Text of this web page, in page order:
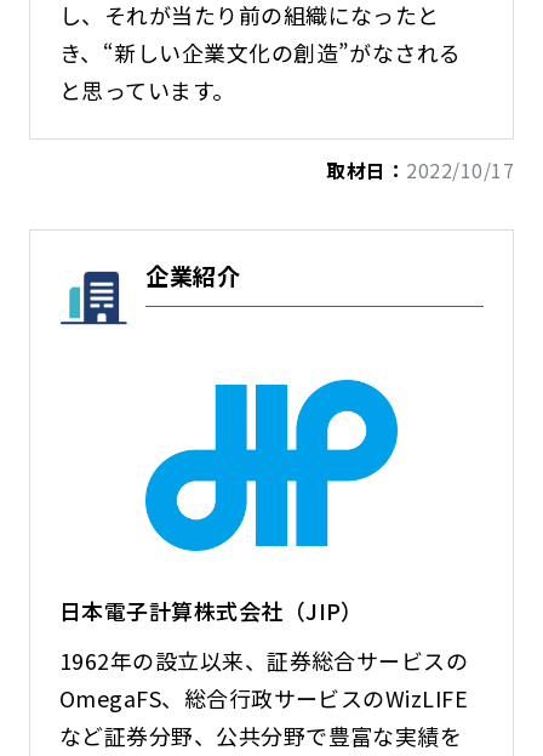
し、それが当たり前の組織になったと
き、“新しい企業文化の創造”がなされる
と思っています。
取材日： 2022/10/17
企業紹介
日本電子計算株式会社（JIP）
1962年の設立以来、証券総合サービスの
OmegaFS、総合行政サービスのWizLIFE
など証券分野、公共分野で豊富な実績を